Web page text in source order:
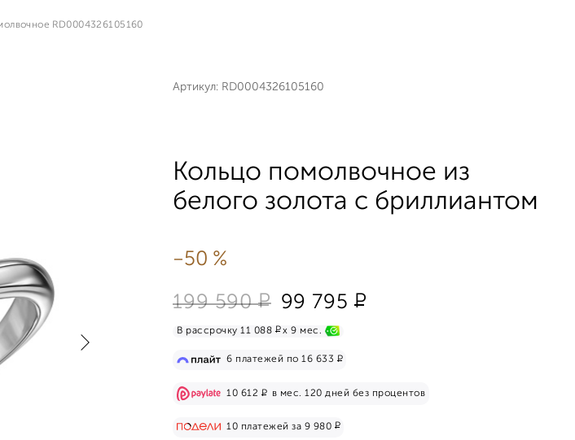
RD0004326105160
Артикул: RD0004326105160
Кольцо помолвочное из
белого золота с бриллиантом
-50 %
199 590 Р 99 795 Р
В рассрочку 11 088 Рx 9 мес.
6 платежей по 16 633 Р
10 612 Рв мес. 120 дней без процентов
10 платежей за 9 980 Р